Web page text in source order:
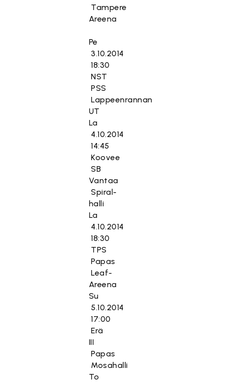
Tampere
Areena
Pe
3.10.2014
18:30
NST
PSS
Lappeenrannan
UT
La
4.10.2014
14:45
Koovee
SB
Vantaa
Spiral-
halli
La
4.10.2014
18:30
TPS
Papas
Leaf-
Areena
Su
5.10.2014
17:00
Erä
III
Papas
Mosahalli
To